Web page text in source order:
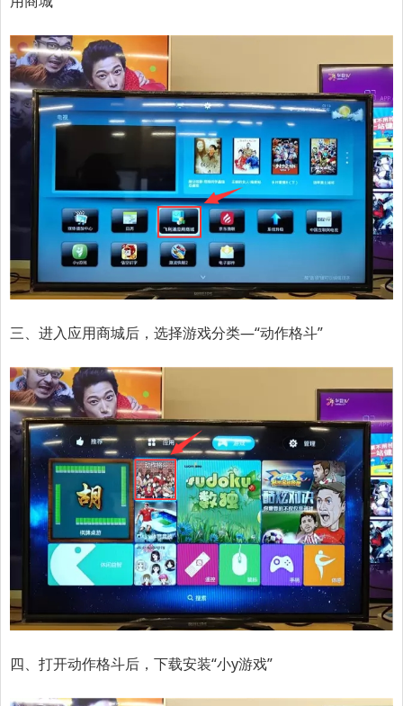
三、进入应用商城后，选择游戏分类—“动作格斗”
四、打开动作格斗后，下载安装“小y游戏”